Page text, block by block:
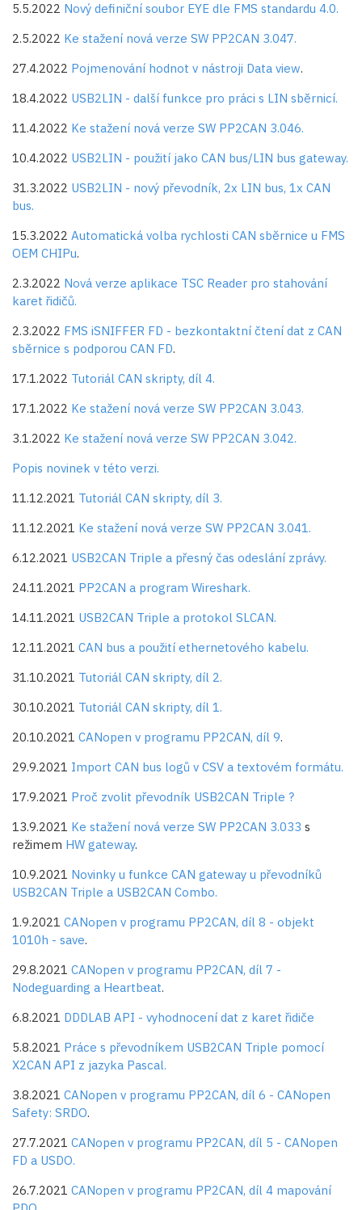
5.5.2022 Nový definiční soubor EYE dle FMS standardu 4.0.
2.5.2022 Ke stažení nová verze SW PP2CAN 3.047.
27.4.2022 Pojmenování hodnot v nástroji Data view.
18.4.2022 USB2LIN - další funkce pro práci s LIN sběrnicí.
11.4.2022 Ke stažení nová verze SW PP2CAN 3.046.
10.4.2022 USB2LIN - použití jako CAN bus/LIN bus gateway.
31.3.2022 USB2LIN - nový převodník, 2x LIN bus, 1x CAN
bus.
15.3.2022 Automatická volba rychlosti CAN sběrnice u FMS
OEM CHIPu.
2.3.2022 Nová verze aplikace TSC Reader pro stahování
karet řidičů.
2.3.2022 FMS iSNIFFER FD - bezkontaktní čtení dat z CAN
sběrnice s podporou CAN FD.
17.1.2022 Tutoriál CAN skripty, díl 4.
17.1.2022 Ke stažení nová verze SW PP2CAN 3.043.
3.1.2022 Ke stažení nová verze SW PP2CAN 3.042.
Popis novinek v této verzi.
11.12.2021 Tutoriál CAN skripty, díl 3.
11.12.2021 Ke stažení nová verze SW PP2CAN 3.041.
6.12.2021 USB2CAN Triple a přesný čas odeslání zprávy.
24.11.2021 PP2CAN a program Wireshark.
14.11.2021 USB2CAN Triple a protokol SLCAN.
12.11.2021 CAN bus a použití ethernetového kabelu.
31.10.2021 Tutoriál CAN skripty, díl 2.
30.10.2021 Tutoriál CAN skripty, díl 1.
20.10.2021 CANopen v programu PP2CAN, díl 9.
29.9.2021 Import CAN bus logů v CSV a textovém formátu.
17.9.2021 Proč zvolit převodník USB2CAN Triple ?
13.9.2021 Ke stažení nová verze SW PP2CAN 3.033 s
režimem HW gateway.
10.9.2021 Novinky u funkce CAN gateway u převodníků
USB2CAN Triple a USB2CAN Combo.
1.9.2021 CANopen v programu PP2CAN, díl 8 - objekt
1010h - save.
29.8.2021 CANopen v programu PP2CAN, díl 7 -
Nodeguarding a Heartbeat.
6.8.2021 DDDLAB API - vyhodnocení dat z karet řidiče
5.8.2021 Práce s převodníkem USB2CAN Triple pomocí
X2CAN API z jazyka Pascal.
3.8.2021 CANopen v programu PP2CAN, díl 6 - CANopen
Safety: SRDO.
27.7.2021 CANopen v programu PP2CAN, díl 5 - CANopen
FD a USDO.
26.7.2021 CANopen v programu PP2CAN, díl 4 mapování